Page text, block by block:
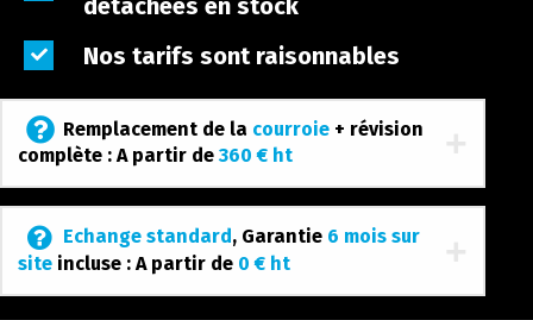
Nos tarifs sont raisonnables
Remplacement de la courroie + révision
complète : A partir de 360 € ht
Echange standard , Garantie 6 mois sur
siteincluse : A partir de 0 € ht